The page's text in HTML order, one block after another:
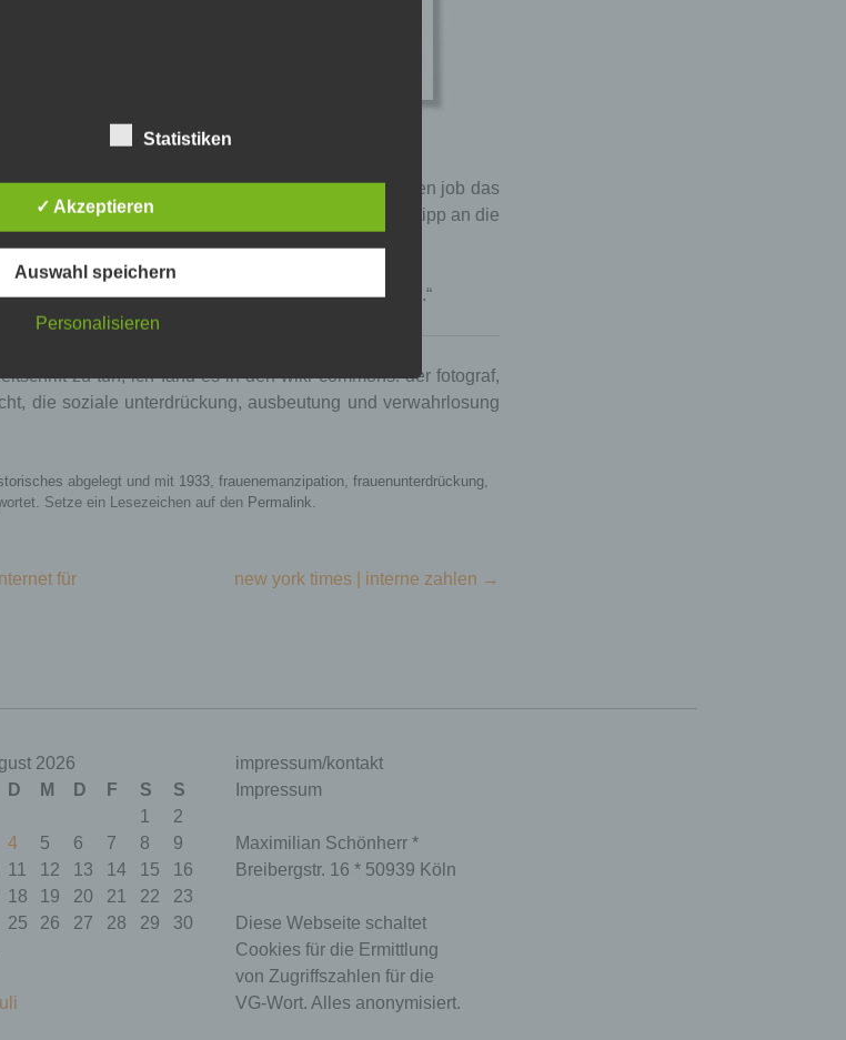
child), 1917, oklahoma city. foto: l. w. hine
eine einzige message: er bringt in einem harten job das
dingen aus ihrem alltag belästigen, sondern, so der tipp an die
daß sie mit denen deines Mannes zusammenfallen.“
zu tun; ich fand es in den wiki commons. der fotograf,
die soziale unterdrückung, ausbeutung und verwahrlosung
abgelegt und mit 1933, frauenemanzipation, frauenunterdrückung,
Setze ein Lesezeichen auf den Permalink.
für
new york times | interne zahlen →
2026
D M D F S
S
1
2
4 5 6 7 8
9
11 12 13 14 15
16
18 19 20 21 22
23
25 26 27 28 29
30
impressum/kontakt
Impressum
Maximilian Schönherr *
Breibergstr. 16 * 50939 Köln
Diese Webseite schaltet
Cookies für die Ermittlung
von Zugriffszahlen für die
VG-Wort. Alles anonymisiert.
Cookie ermittelt, ob
im Browser
wurde.
Bis zum
der Browsersitzung
beim Schließen Ihres
Browsers gelöscht).
Session
aktuelle Sitzung mit
auf PHP-
und
auf der PHP-
Session
Statistiken
✓ Akzeptieren
Auswahl speichern
Personalisieren